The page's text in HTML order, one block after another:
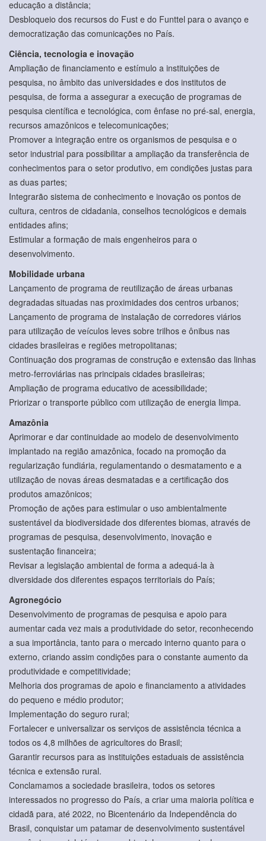
educação a distância;
Desbloqueio dos recursos do Fust e do Funttel para o avanço e
democratização das comunicações no País.
Ciência, tecnologia e inovação
Ampliação de financiamento e estímulo a instituições de
pesquisa, no âmbito das universidades e dos institutos de
pesquisa, de forma a assegurar a execução de programas de
pesquisa científica e tecnológica, com ênfase no pré-sal, energia,
recursos amazônicos e telecomunicações;
Promover a integração entre os organismos de pesquisa e o
setor industrial para possibilitar a ampliação da transferência de
conhecimentos para o setor produtivo, em condições justas para
as duas partes;
Integrarão sistema de conhecimento e inovação os pontos de
cultura, centros de cidadania, conselhos tecnológicos e demais
entidades afins;
Estimular a formação de mais engenheiros para o
desenvolvimento.
Mobilidade urbana
Lançamento de programa de reutilização de áreas urbanas
degradadas situadas nas proximidades dos centros urbanos;
Lançamento de programa de instalação de corredores viários
para utilização de veículos leves sobre trilhos e ônibus nas
cidades brasileiras e regiões metropolitanas;
Continuação dos programas de construção e extensão das linhas
metro-ferroviárias nas principais cidades brasileiras;
Ampliação de programa educativo de acessibilidade;
Priorizar o transporte público com utilização de energia limpa.
Amazônia
Aprimorar e dar continuidade ao modelo de desenvolvimento
implantado na região amazônica, focado na promoção da
regularização fundiária, regulamentando o desmatamento e a
utilização de novas áreas desmatadas e a certificação dos
produtos amazônicos;
Promoção de ações para estimular o uso ambientalmente
sustentável da biodiversidade dos diferentes biomas, através de
programas de pesquisa, desenvolvimento, inovação e
sustentação financeira;
Revisar a legislação ambiental de forma a adequá-la à
diversidade dos diferentes espaços territoriais do País;
Agronegócio
Desenvolvimento de programas de pesquisa e apoio para
aumentar cada vez mais a produtividade do setor, reconhecendo
a sua importância, tanto para o mercado interno quanto para o
externo, criando assim condições para o constante aumento da
produtividade e competitividade;
Melhoria dos programas de apoio e financiamento a atividades
do pequeno e médio produtor;
Implementação do seguro rural;
Fortalecer e universalizar os serviços de assistência técnica a
todos os 4,8 milhões de agricultores do Brasil;
Garantir recursos para as instituições estaduais de assistência
técnica e extensão rural.
Conclamamos a sociedade brasileira, todos os setores
interessados no progresso do País, a criar uma maioria política e
cidadã para, até 2022, no Bicentenário da Independência do
Brasil, conquistar um patamar de desenvolvimento sustentável